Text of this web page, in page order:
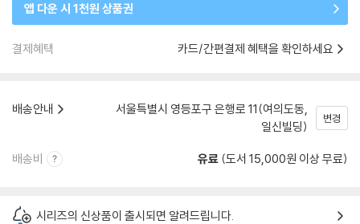
앱 다운 시 1천원 상품권
결제혜택 카드/간편결제 혜택을 확인하세요
배송안내
서울특별시 영등포구 은행로 11(여의도동,
일신빌딩)
변경
배송비 유료 (도서 15,000원 이상 무료)
시리즈의 신상품이 출시되면 알려드립니다.